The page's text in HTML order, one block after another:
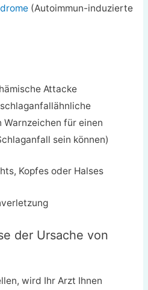
(Autoimmun-induzierte
Attacke
Warnzeichen für einen
sein können)
Kopfes oder Halses
der Ursache von
wird Ihr Arzt Ihnen